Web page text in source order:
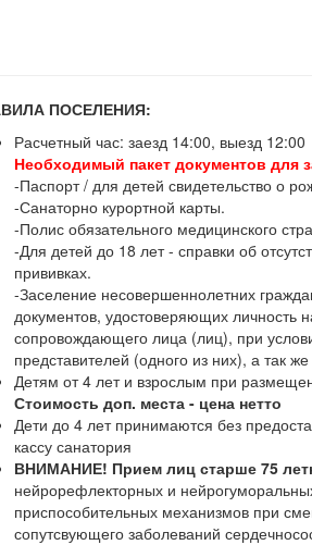
ПОСЕЛЕНИЯ:
Расчетный час: заезд 14:00, выезд 12:00
Необходимый пакет документов для
-Паспорт / для детей свидетельство о
-Санаторно курортной карты.
-Полис обязательного медицинского
-Для детей до 18 лет - справки об
прививках.
-Заселение несовершеннолетних
документов, удостоверяющих личность
сопровождающего лица (лиц), при
представителей (одного из них), а так
Детям от 4 лет и взрослым при
Стоимость доп. места - цена нетто
Дети до 4 лет принимаются без
кассу санатория
ВНИМАНИЕ! Прием лиц старше 75
нейрорефлекторных и
приспособительных механизмов при
сопутсвующего заболеваний